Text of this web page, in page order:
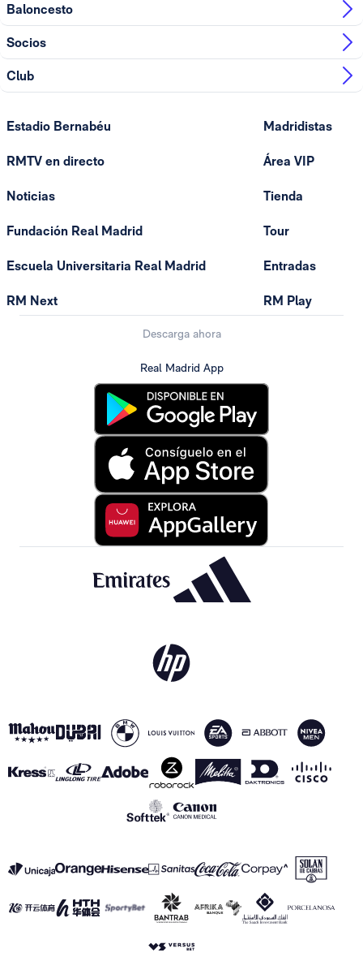
Baloncesto
Socios
Club
Estadio Bernabéu
RMTV en directo
Noticias
Fundación Real Madrid
Escuela Universitaria Real Madrid
RM Next
Madridistas
Área VIP
Tienda
Tour
Entradas
RM Play
Descarga ahora
Real Madrid App